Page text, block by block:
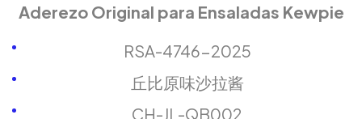
Aderezo Original para Ensaladas Kewpie
RSA-4746-2025
丘比原味沙拉酱
CH-JL-QB002